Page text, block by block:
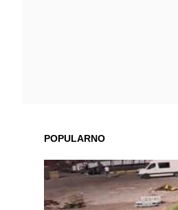
POPULARNO